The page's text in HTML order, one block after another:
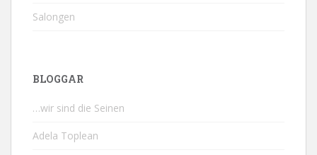
Salongen
BLOGGAR
…wir sind die Seinen
Adela Toplean